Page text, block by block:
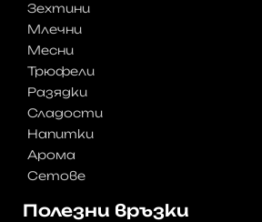
Зехтини
Млечни
Месни
Трюфели
Разядки
Сладости
Напитки
Арома
Сетове
Полезни връзки